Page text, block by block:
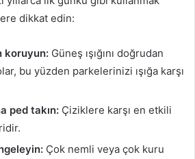
dikkat edin:
koruyun: Güneş ışığını doğrudan
bu yüzden parkelerinizi ışığa karşı
ped takın: Çiziklere karşı en etkili
Çok nemli veya çok kuru